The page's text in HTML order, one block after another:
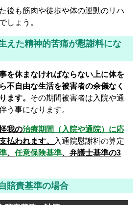
後も筋肉や徒歩や体の運動のリハ
しょう。
えた精神的苦痛が慰謝料にな
を休まなければならない上に体を
不自由な生活を被害者の余儀なく
ます。 その期間被害者は入院や通
う事になります。
我の治療期間（入院や通院）に応
払われます。
入通院慰謝料の算定
、 任意保険基準、弁護士基準の3
賠責基準の場合